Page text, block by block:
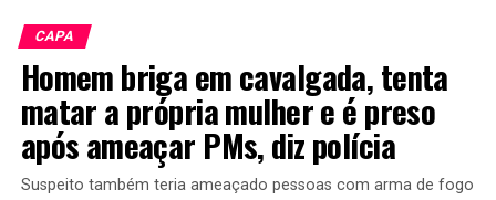
CAPA
Homem briga em cavalgada, tenta
matar a própria mulher e é preso
após ameaçar PMs, diz polícia
Suspeito também teria ameaçado pessoas com arma de fogo